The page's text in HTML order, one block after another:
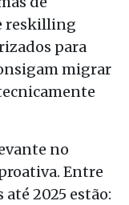
reskilling
para
migrar
no
Entre
2025 estão: